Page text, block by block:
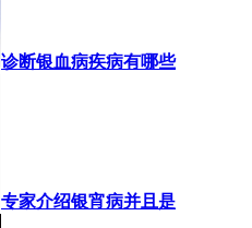
诊断银血病疾病有哪些
专家介绍银宵病并且是